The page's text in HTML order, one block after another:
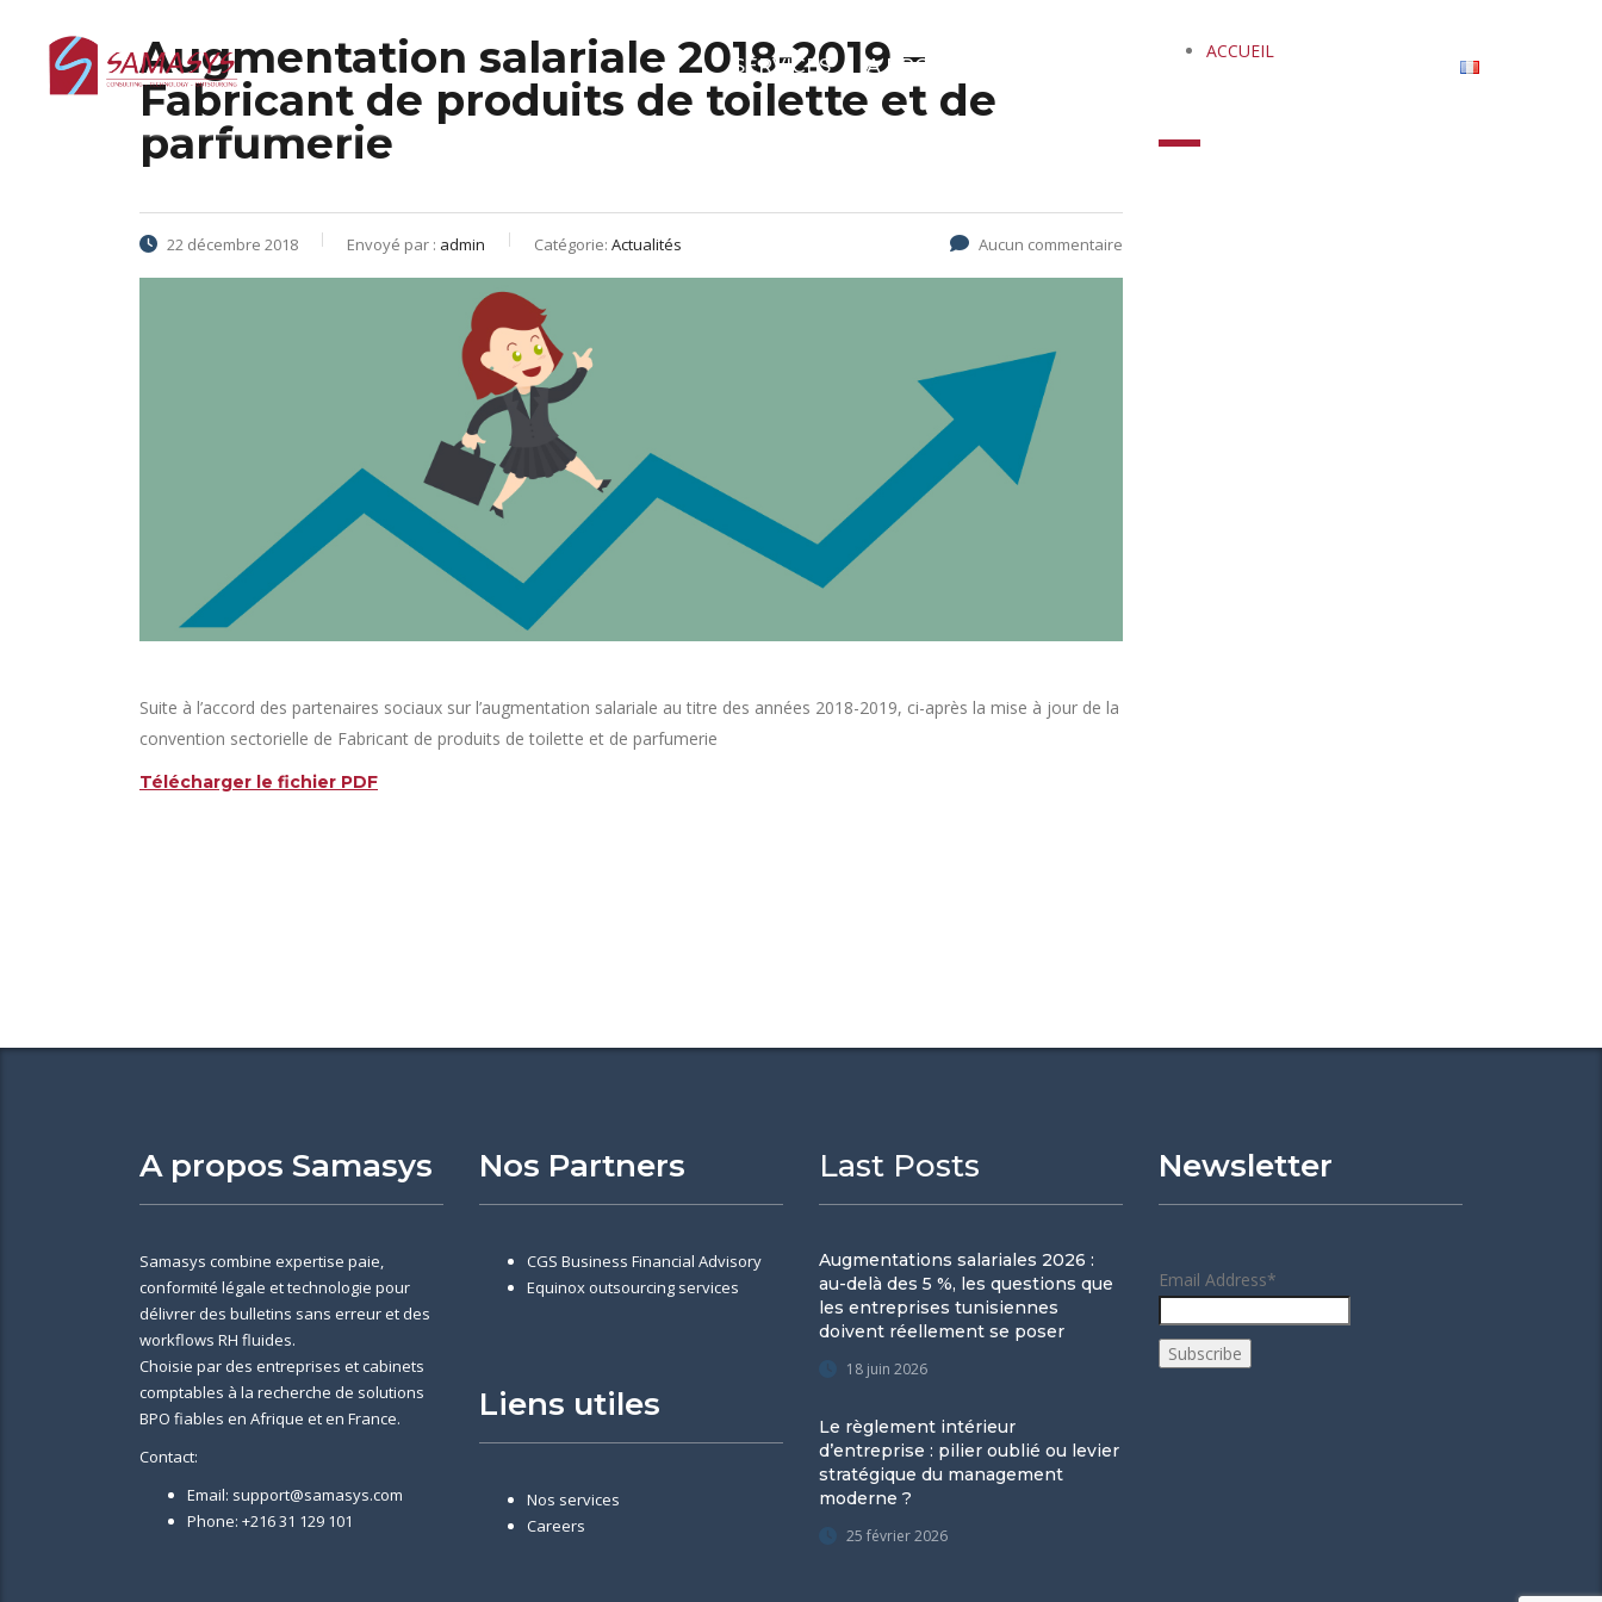
SERVICES A PROPOS
Augmentation salariale 2018-2019 –
Fabricant de produits de toilette et de
parfumerie
22 décembre 2018 Envoyé par : admin Catégorie: Actualités Aucun commentaire
Suite à l’accord des partenaires sociaux sur l’augmentation salariale au titre des années 2018-2019, ci-après la mise à jour de la
convention sectorielle de Fabricant de produits de toilette et de parfumerie
Télécharger le fichier PDF
ACCUEIL
A propos Samasys
Samasys combine expertise paie,
conformité légale et technologie pour
délivrer des bulletins sans erreur et des
workflows RH fluides.
Choisie par des entreprises et cabinets
comptables à la recherche de solutions
BPO fiables en Afrique et en France.
Contact:
Email: support@samasys.com
Phone: +216 31 129 101
Nos Partners
CGS Business Financial Advisory
Equinox outsourcing services
Liens utiles
Nos services
Careers
Last Posts
Augmentations salariales 2026 :
au-delà des 5 %, les questions que
les entreprises tunisiennes
doivent réellement se poser
18 juin 2026
Le règlement intérieur
d’entreprise : pilier oublié ou levier
stratégique du management
moderne ?
25 février 2026
Newsletter
Email Address*